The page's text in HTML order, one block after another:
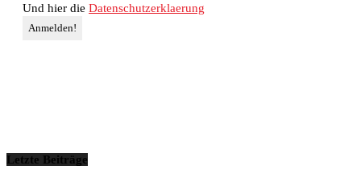
Und hier die Datenschutzerklaerung
Letzte Beiträge